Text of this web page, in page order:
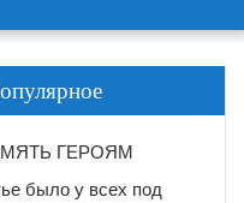
ГЕРОЯМ
было у всех под